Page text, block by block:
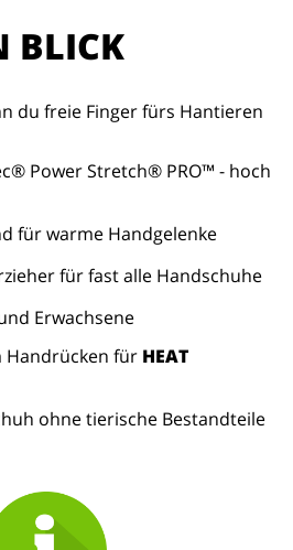
BLICK
du freie Finger fürs Hantieren
Power Stretch® PRO™ - hoch
für warme Handgelenke
für fast alle Handschuhe
Erwachsene
Handrücken für HEAT
ohne tierische Bestandteile